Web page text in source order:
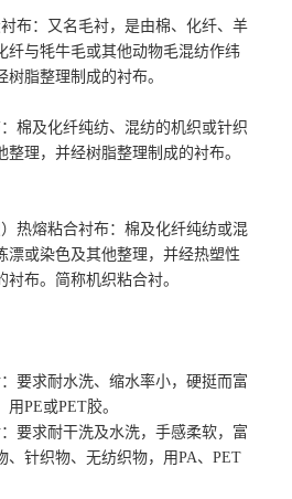
衬布：又名毛衬，是由棉、化纤、羊
纤与牦牛毛或其他动物毛混纺作纬
脂整理制成的衬布。
：棉及化纤纯纺、混纺的机织或针织
理，并经树脂整理制成的衬布。
）热熔粘合衬布：棉及化纤纯纺或混
漂或染色及其他整理，并经热塑性
布。简称机织粘合衬。
求耐水洗、缩水率小，硬挺而富
PE或PET胶。
求耐干洗及水洗，手感柔软，富
、针织物、无纺织物，用PA、PET